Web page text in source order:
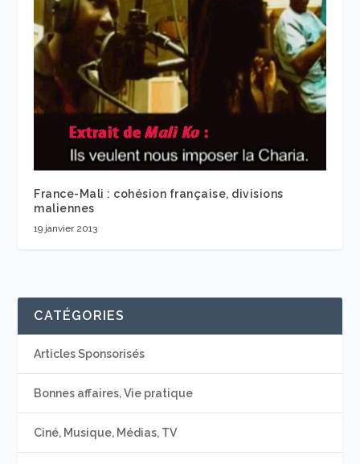
France-Mali : cohésion française, divisions
maliennes
19 janvier 2013
CATÉGORIES
Articles Sponsorisés
Bonnes affaires, Vie pratique
Ciné, Musique, Médias, TV